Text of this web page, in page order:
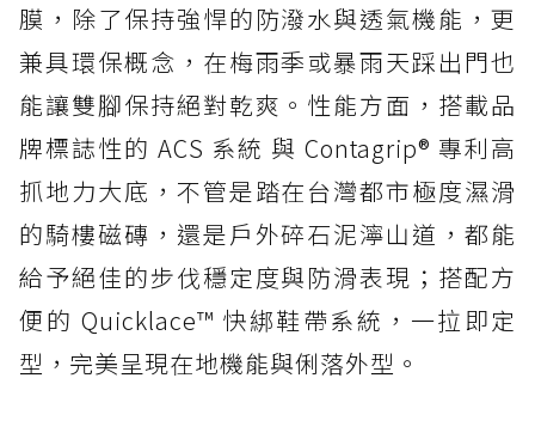
膜，除了保持強悍的防潑水與透氣機能，更
兼具環保概念，在梅雨季或暴雨天踩出門也
能讓雙腳保持絕對乾爽。性能方面，搭載品
牌標誌性的 ACS 系統 與 Contagrip® 專利高
抓地力大底，不管是踏在台灣都市極度濕滑
的騎樓磁磚，還是戶外碎石泥濘山道，都能
給予絕佳的步伐穩定度與防滑表現；搭配方
便的 Quicklace™ 快綁鞋帶系統，一拉即定
型，完美呈現在地機能與俐落外型。